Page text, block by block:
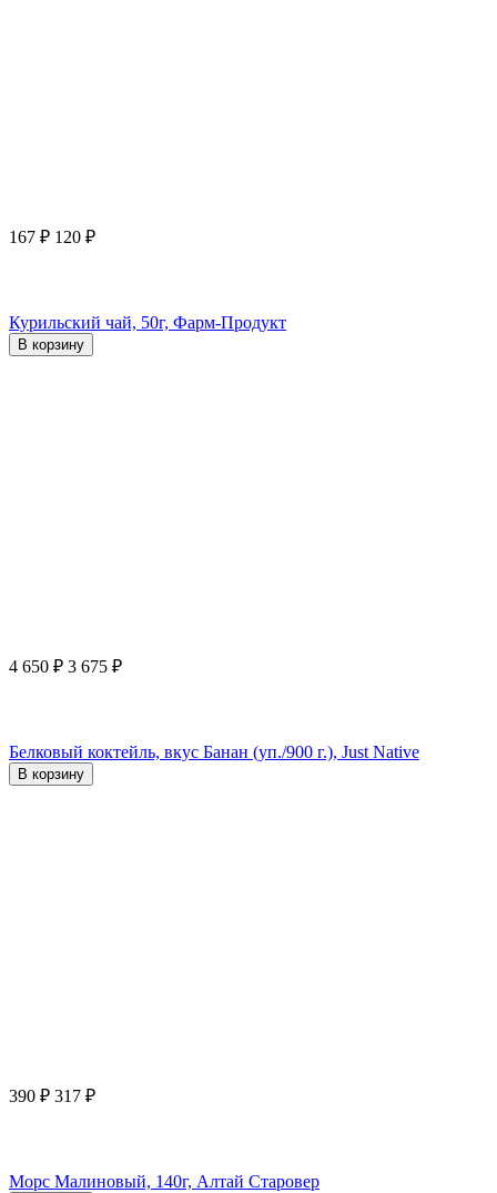
167 ₽ 120 ₽
Курильский чай, 50г, Фарм-Продукт
В корзину
4 650 ₽ 3 675 ₽
Белковый коктейль, вкус Банан (уп./900 г.), Just Native
В корзину
390 ₽ 317 ₽
Морс Малиновый, 140г, Алтай Старовер